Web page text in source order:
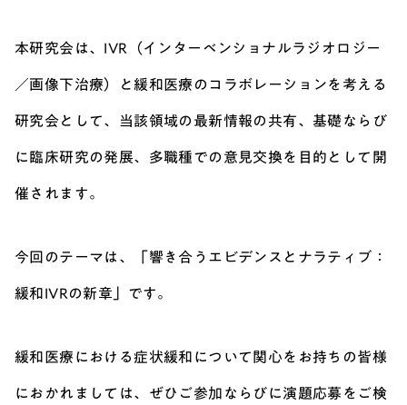
本研究会は、IVR（インターベンショナルラジオロジー
／画像下治療）と緩和医療のコラボレーションを考える
研究会として、当該領域の最新情報の共有、基礎ならび
に臨床研究の発展、多職種での意見交換を目的として開
催されます。
今回のテーマは、「響き合うエビデンスとナラティブ：
緩和IVRの新章」です。
緩和医療における症状緩和について関心をお持ちの皆様
におかれましては、ぜひご参加ならびに演題応募をご検